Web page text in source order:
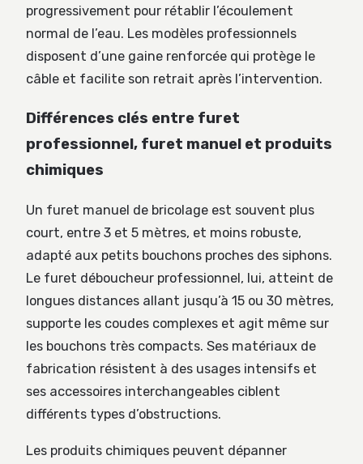
progressivement pour rétablir l’écoulement
normal de l’eau. Les modèles professionnels
disposent d’une gaine renforcée qui protège le
câble et facilite son retrait après l’intervention.
Différences clés entre furet
professionnel, furet manuel et produits
chimiques
Un furet manuel de bricolage est souvent plus
court, entre 3 et 5 mètres, et moins robuste,
adapté aux petits bouchons proches des siphons.
Le furet déboucheur professionnel, lui, atteint de
longues distances allant jusqu’à 15 ou 30 mètres,
supporte les coudes complexes et agit même sur
les bouchons très compacts. Ses matériaux de
fabrication résistent à des usages intensifs et
ses accessoires interchangeables ciblent
différents types d’obstructions.
Les produits chimiques peuvent dépanner